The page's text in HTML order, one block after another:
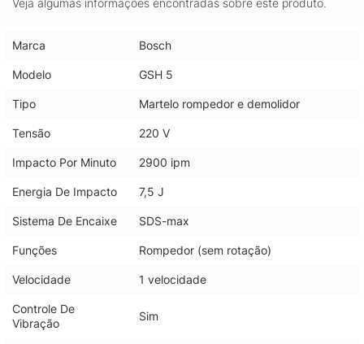
Marca Bosch
Modelo GSH 5
Tipo Martelo rompedor e demolidor
Tensão 220 V
Impacto Por Minuto 2900 ipm
Energia De Impacto 7,5 J
Sistema De Encaixe SDS-max
Funções Rompedor (sem rotação)
Velocidade 1 velocidade
Controle De
Vibração
Sim